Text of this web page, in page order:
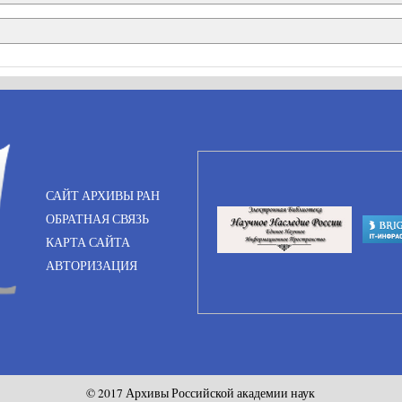
САЙТ АРХИВЫ РАН
ОБРАТНАЯ СВЯЗЬ
КАРТА САЙТА
АВТОРИЗАЦИЯ
© 2017 Архивы Российской академии наук